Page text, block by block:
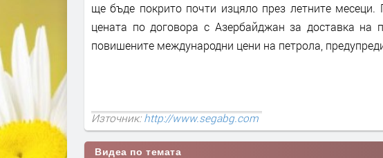
ще бъде покрито почти изцяло през летните
цената по договора с Азербайджан за доставка на
повишените международни цени на петрола,
Източник:http://www.segabg.com
Видеа по темата